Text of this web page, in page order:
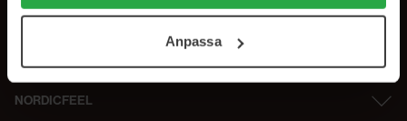
samt vår Integritetspolicy.Anpassa
NORDICFEEL